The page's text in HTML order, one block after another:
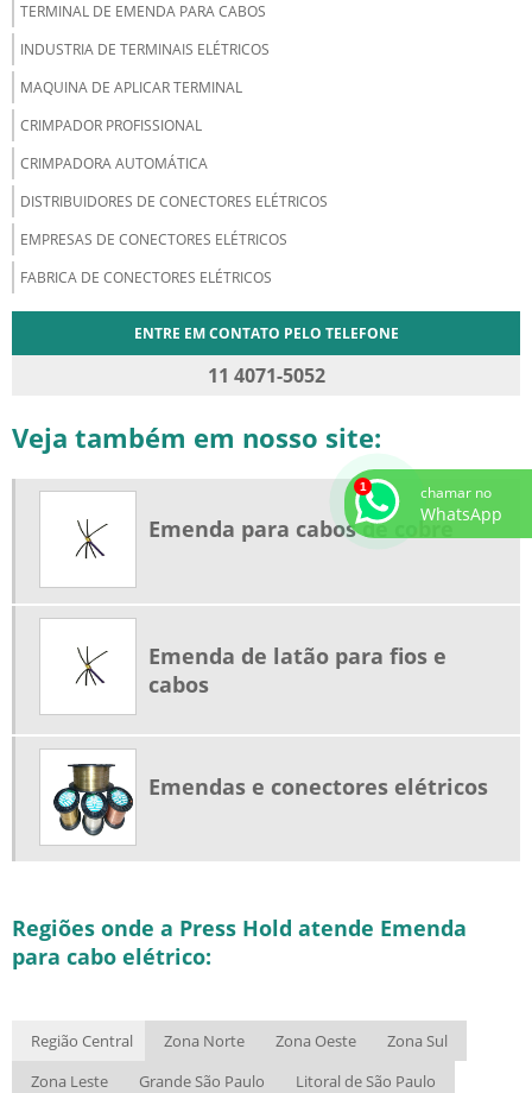
TERMINAL DE EMENDA PARA CABOS
INDUSTRIA DE TERMINAIS ELÉTRICOS
MAQUINA DE APLICAR TERMINAL
CRIMPADOR PROFISSIONAL
CRIMPADORA AUTOMÁTICA
DISTRIBUIDORES DE CONECTORES ELÉTRICOS
EMPRESAS DE CONECTORES ELÉTRICOS
FABRICA DE CONECTORES ELÉTRICOS
ENTRE EM CONTATO PELO TELEFONE
11 4071-5052
Veja também em nosso site:
Emenda para cabos de cobre
Emenda de latão para fios e
cabos
Emendas e conectores elétricos
Regiões onde a Press Hold atende Emenda
para cabo elétrico:
Região Central Zona Norte Zona Oeste
Zona Sul
Zona Leste
Grande São Paulo Litoral de São Paulo
chamar no
WhatsApp